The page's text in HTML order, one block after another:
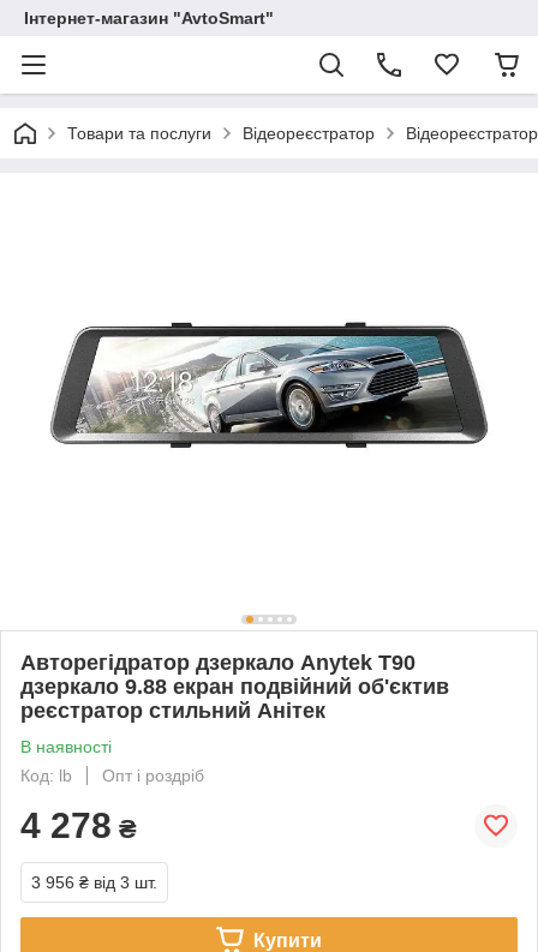
Інтернет-магазин "AvtoSmart"
Товари та послуги Відеореєстратор
Авторегідратор дзеркало Anytek T90
дзеркало 9.88 екран подвійний об'єктив
реєстратор стильний Анітек
В наявності
Код: lb
Опт і роздріб
4 278 ₴
3 956 ₴ від 3 шт.
Купити